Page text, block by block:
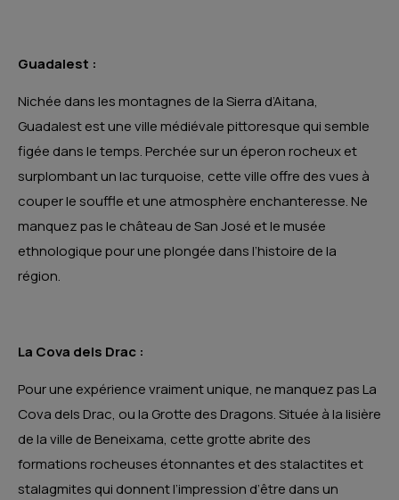
Guadalest :
Nichée dans les montagnes de la Sierra d’Aitana,
Guadalest est une ville médiévale pittoresque qui semble
figée dans le temps. Perchée sur un éperon rocheux et
surplombant un lac turquoise, cette ville offre des vues à
couper le souffle et une atmosphère enchanteresse. Ne
manquez pas le château de San José et le musée
ethnologique pour une plongée dans l’histoire de la
région.
La Cova dels Drac :
Pour une expérience vraiment unique, ne manquez pas La
Cova dels Drac, ou la Grotte des Dragons. Située à la lisière
de la ville de Beneixama, cette grotte abrite des
formations rocheuses étonnantes et des stalactites et
stalagmites qui donnent l’impression d’être dans un